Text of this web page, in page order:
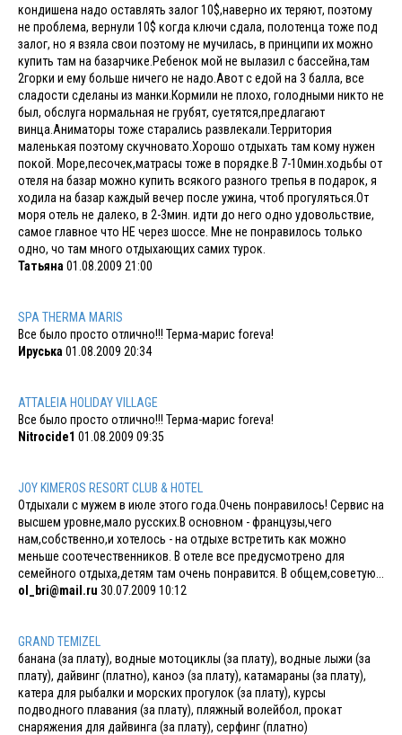
кондишена надо оставлять залог 10$,наверно их теряют, поэтому
не проблема, вернули 10$ когда ключи сдала, полотенца тоже под
залог, но я взяла свои поэтому не мучилась, в принципи их можно
купить там на базарчике.Ребенок мой не вылазил с бассейна,там
2горки и ему больше ничего не надо.Авот с едой на 3 балла, все
сладости сделаны из манки.Кормили не плохо, голодными никто не
был, обслуга нормальная не грубят, суетятся,предлагают
винца.Аниматоры тоже старались развлекали.Территория
маленькая поэтому скучновато.Хорошо отдыхать там кому нужен
покой. Море,песочек,матрасы тоже в порядке.В 7-10мин.ходьбы от
отеля на базар можно купить всякого разного трепья в подарок, я
ходила на базар каждый вечер после ужина, чтоб прогуляться.От
моря отель не далеко, в 2-3мин. идти до него одно удовольствие,
самое главное что НЕ через шоссе. Мне не понравилось только
одно, чо там много отдыхающих самих турок.
Татьяна 01.08.2009 21:00
SPA THERMA MARIS
Все было просто отлично!!! Терма-марис foreva!
Ируська 01.08.2009 20:34
ATTALEIA HOLIDAY VILLAGE
Все было просто отлично!!! Терма-марис foreva!
Nitrocide1 01.08.2009 09:35
JOY KIMEROS RESORT CLUB & HOTEL
Отдыхали с мужем в июле этого года.Очень понравилось! Сервис на
высшем уровне,мало русских.В основном - французы,чего
нам,собственно,и хотелось - на отдыхе встретить как можно
меньше соотечественников. В отеле все предусмотрено для
семейного отдыха,детям там очень понравится. В общем,советую...
ol_bri@mail.ru 30.07.2009 10:12
GRAND TEMIZEL
банана (за плату), водные мотоциклы (за плату), водные лыжи (за
плату), дайвинг (платно), каноэ (за плату), катамараны (за плату),
катера для рыбалки и морских прогулок (за плату), курсы
подводного плавания (за плату), пляжный волейбол, прокат
снаряжения для дайвинга (за плату), серфинг (платно)